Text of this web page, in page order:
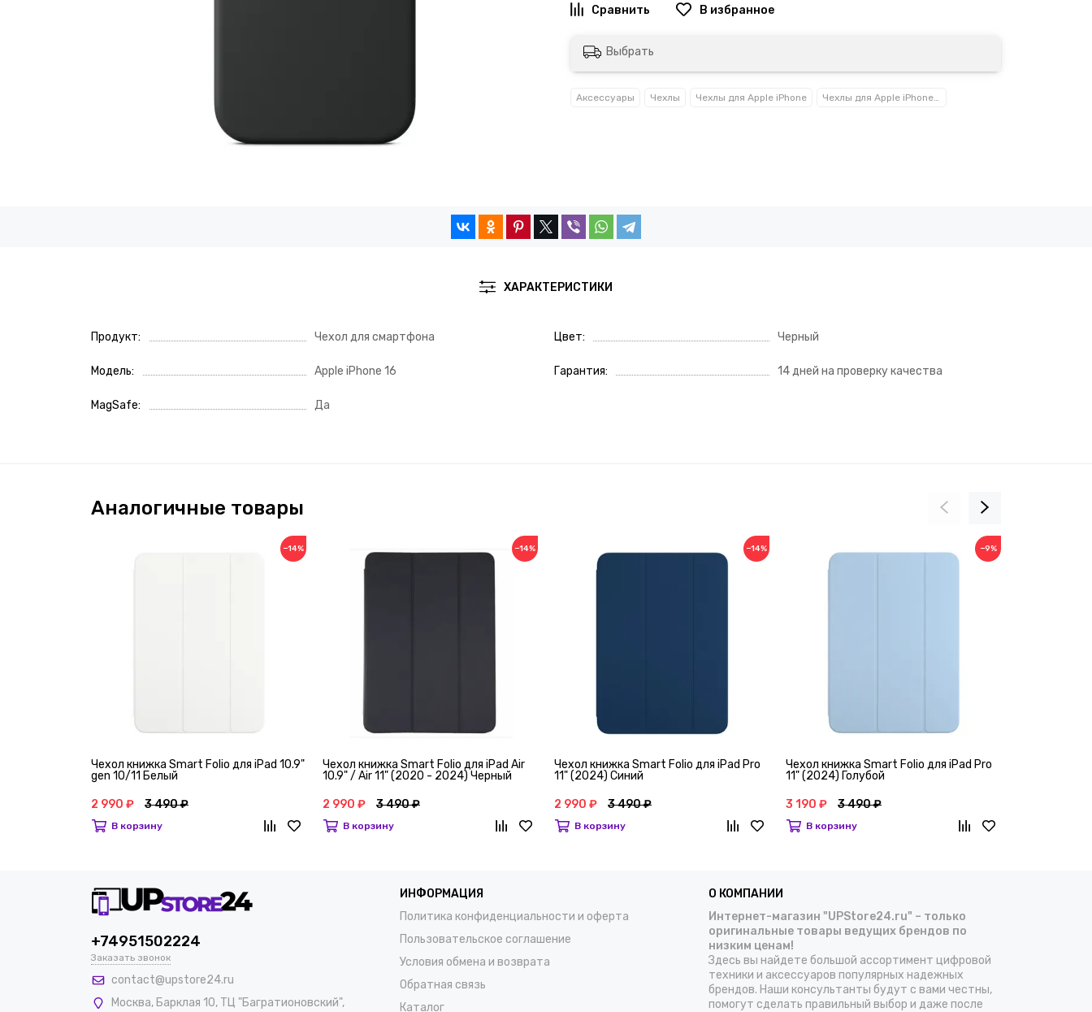
Выбрать
Аксессуары Чехлы Чехлы для Apple iPhone Чехлы для Apple iPhone 16 / 16 Plus / 16 Pro / 16 Pro Max
ХАРАКТЕРИСТИКИ
Продукт Чехол для смартфона
Модель Apple iPhone 16
MagSafe Да
Цвет Черный
Гарантия 14 дней на проверку качества
Аналогичные товары
−14%
Чехол книжка Smart Folio для iPad 10.9"
gen 10/11 Белый
2 990 ₽ 3 490 ₽
В корзину
−14%
Чехол книжка Smart Folio для iPad Air
10.9" / Air 11" (2020 - 2024) Черный
2 990 ₽ 3 490 ₽
В корзину
−14%
Чехол книжка Smart Folio для iPad Pro
11" (2024) Синий
2 990 ₽ 3 490 ₽
В корзину
−9%
Чехол книжка Smart Folio для iPad Pro
11" (2024) Голубой
3 190 ₽ 3 490 ₽
В корзину
+74951502224
Заказать звонок
contact@upstore24.ru
Москва, Барклая 10, ТЦ "Багратионовский",
ИНФОРМАЦИЯ
Политика конфиденциальности и оферта
Пользовательское соглашение
Условия обмена и возврата
Обратная связь
Каталог
О КОМПАНИИ
Интернет-магазин "UPStore24.ru" – только
оригинальные товары ведущих брендов по
низким ценам!
Здесь вы найдете большой ассортимент цифровой
техники и аксессуаров популярных надежных
брендов. Наши консультанты будут с вами честны,
помогут сделать правильный выбор и даже после